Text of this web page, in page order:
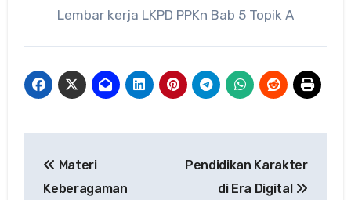
Lembar kerja LKPD PPKn Bab 5 Topik A
pos
Materi
Keberagaman
Pendidikan Karakter
di Era Digital